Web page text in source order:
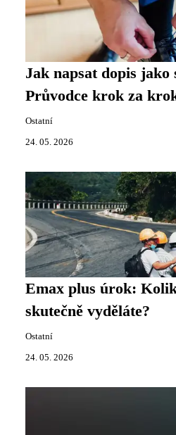
Jak napsat dopis jako
Průvodce krok za
Ostatní
24. 05. 2026
Emax plus úrok:
skutečně vyděláte?
Ostatní
24. 05. 2026